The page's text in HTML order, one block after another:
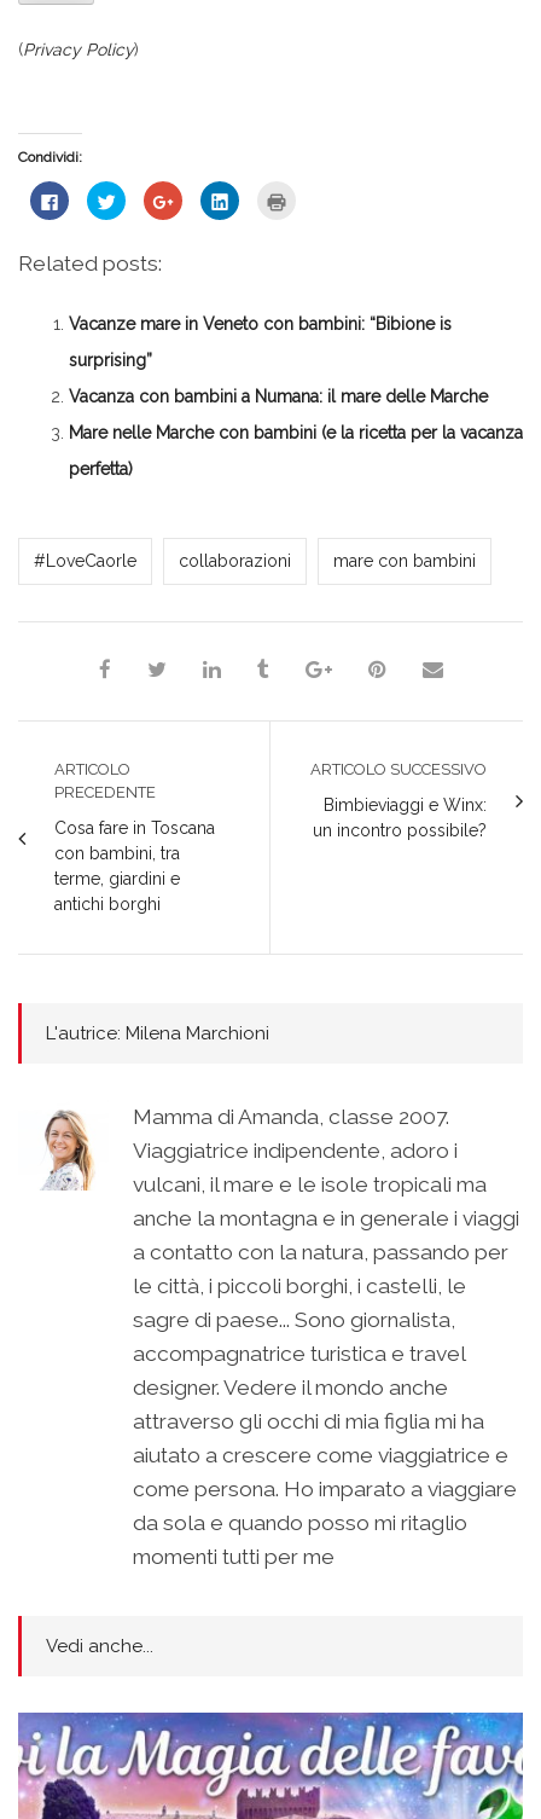
(Privacy Policy)
Condividi:
Fai
clic
su
Facebook
in
una
finestra)
Fai
clic
condividere
su
in
nuova
finestra)
Fai
clic
apre
in
Fai
clic
apre
in
una
nuova
Related posts:
Vacanze mare in Veneto con bambini: “Bibione is
surprising”
Vacanza con bambini a Numana: il mare delle Marche
Mare nelle Marche con bambini (e la ricetta per la vacanza
perfetta)
Milena Marchioni
#LoveCaorle
collaborazioni mare con bambini
ARTICOLO
PRECEDENTE
Cosa fare in Toscana
con bambini, tra
terme, giardini e
antichi borghi
ARTICOLO SUCCESSIVO
Bimbieviaggi e Winx:
un incontro possibile?
L'autrice: Milena Marchioni
Mamma di Amanda, classe 2007.
Viaggiatrice indipendente, adoro i
vulcani, il mare e le isole tropicali ma
anche la montagna e in generale i viaggi
a contatto con la natura, passando per
le città, i piccoli borghi, i castelli, le
sagre di paese... Sono giornalista,
accompagnatrice turistica e travel
designer. Vedere il mondo anche
attraverso gli occhi di mia figlia mi ha
aiutato a crescere come viaggiatrice e
come persona. Ho imparato a viaggiare
da sola e quando posso mi ritaglio
momenti tutti per me
Vedi anche...